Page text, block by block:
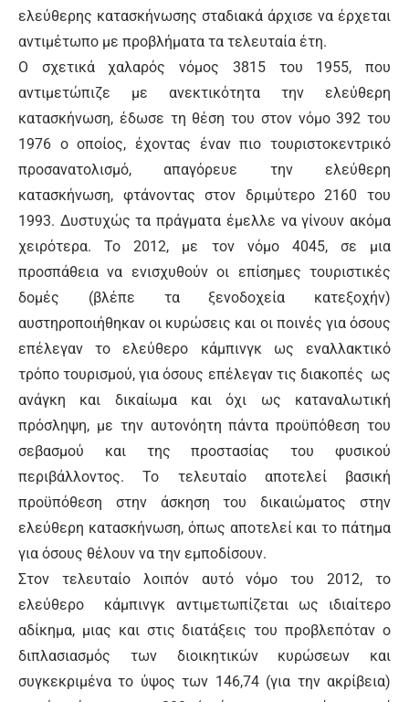
ελεύθερης κατασκήνωσης σταδιακά άρχισε να έρχεται
αντιμέτωπο με προβλήματα τα τελευταία έτη.
Ο σχετικά χαλαρός νόμος 3815 του 1955, που
αντιμετώπιζε με ανεκτικότητα την ελεύθερη
κατασκήνωση, έδωσε τη θέση του στον νόμο 392 του
1976 ο οποίος, έχοντας έναν πιο τουριστοκεντρικό
προσανατολισμό, απαγόρευε την ελεύθερη
κατασκήνωση, φτάνοντας στον δριμύτερο 2160 του
1993. Δυστυχώς τα πράγματα έμελλε να γίνουν ακόμα
χειρότερα. Το 2012, με τον νόμο 4045, σε μια
προσπάθεια να ενισχυθούν οι επίσημες τουριστικές
δομές (βλέπε τα ξενοδοχεία κατεξοχήν)
αυστηροποιήθηκαν οι κυρώσεις και οι ποινές για όσους
επέλεγαν το ελεύθερο κάμπινγκ ως εναλλακτικό
τρόπο τουρισμού, για όσους επέλεγαν τις διακοπές ως
ανάγκη και δικαίωμα και όχι ως καταναλωτική
πρόσληψη, με την αυτονόητη πάντα προϋπόθεση του
σεβασμού και της προστασίας του φυσικού
περιβάλλοντος. Το τελευταίο αποτελεί βασική
προϋπόθεση στην άσκηση του δικαιώματος στην
ελεύθερη κατασκήνωση, όπως αποτελεί και το πάτημα
για όσους θέλουν να την εμποδίσουν.
Στον τελευταίο λοιπόν αυτό νόμο του 2012, το
ελεύθερο κάμπινγκ αντιμετωπίζεται ως ιδιαίτερο
αδίκημα, μιας και στις διατάξεις του προβλεπόταν ο
διπλασιασμός των διοικητικών κυρώσεων και
συγκεκριμένα το ύψος των 146,74 (για την ακρίβεια)